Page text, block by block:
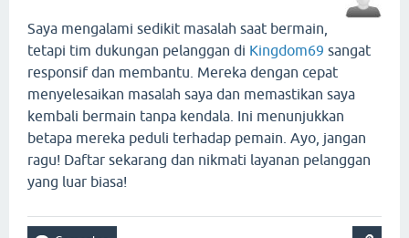
Saya mengalami sedikit masalah saat bermain,
tetapi tim dukungan pelanggan di Kingdom69 sangat
responsif dan membantu. Mereka dengan cepat
menyelesaikan masalah saya dan memastikan saya
kembali bermain tanpa kendala. Ini menunjukkan
betapa mereka peduli terhadap pemain. Ayo, jangan
ragu! Daftar sekarang dan nikmati layanan pelanggan
yang luar biasa!